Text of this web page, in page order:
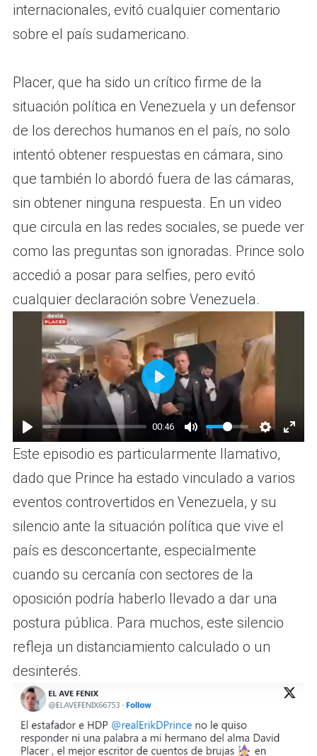
internacionales, evitó cualquier comentario
sobre el país sudamericano.
Placer, que ha sido un crítico firme de la
situación política en Venezuela y un defensor
de los derechos humanos en el país, no solo
intentó obtener respuestas en cámara, sino
que también lo abordó fuera de las cámaras,
sin obtener ninguna respuesta. En un video
que circula en las redes sociales, se puede ver
como las preguntas son ignoradas. Prince solo
accedió a posar para selfies, pero evitó
cualquier declaración sobre Venezuela.
P
00:46
M
u
e
S
E
c
P
a
Este episodio es particularmente llamativo,
dado que Prince ha estado vinculado a varios
eventos controvertidos en Venezuela, y su
silencio ante la situación política que vive el
país es desconcertante, especialmente
cuando su cercanía con sectores de la
oposición podría haberlo llevado a dar una
postura pública. Para muchos, este silencio
refleja un distanciamiento calculado o un
desinterés.